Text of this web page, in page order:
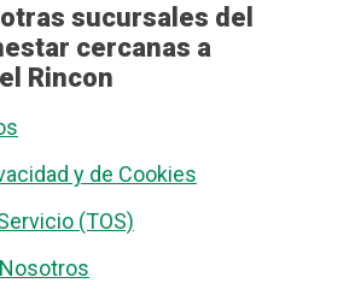
sucursales del
cercanas a
Rincon
y de Cookies
(TOS)